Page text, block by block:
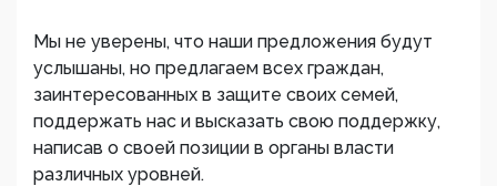
Мы не уверены, что наши предложения будут
услышаны, но предлагаем всех граждан,
заинтересованных в защите своих семей,
поддержать нас и высказать свою поддержку,
написав о своей позиции в органы власти
различных уровней.